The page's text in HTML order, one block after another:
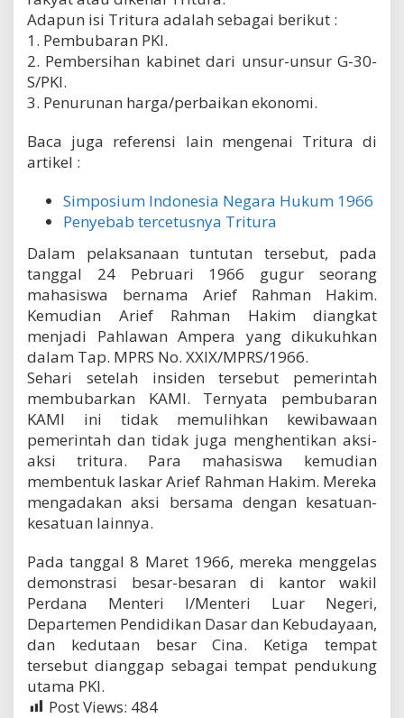
Adapun isi Tritura adalah sebagai berikut :
1. Pembubaran PKI.
2. Pembersihan kabinet dari unsur-unsur G-30-
S/PKI.
3. Penurunan harga/perbaikan ekonomi.
Baca juga referensi lain mengenai Tritura di
artikel :
Simposium Indonesia Negara Hukum 1966
Penyebab tercetusnya Tritura
Dalam pelaksanaan tuntutan tersebut, pada
tanggal 24 Pebruari 1966 gugur seorang
mahasiswa bernama Arief Rahman Hakim.
Kemudian Arief Rahman Hakim diangkat
menjadi Pahlawan Ampera yang dikukuhkan
dalam Tap. MPRS No. XXIX/MPRS/1966.
Sehari setelah insiden tersebut pemerintah
membubarkan KAMI. Ternyata pembubaran
KAMI ini tidak memulihkan kewibawaan
pemerintah dan tidak juga menghentikan aksi-
aksi tritura. Para mahasiswa kemudian
membentuk laskar Arief Rahman Hakim. Mereka
mengadakan aksi bersama dengan kesatuan-
kesatuan lainnya.
Pada tanggal 8 Maret 1966, mereka menggelas
demonstrasi besar-besaran di kantor wakil
Perdana Menteri I/Menteri Luar Negeri,
Departemen Pendidikan Dasar dan Kebudayaan,
dan kedutaan besar Cina. Ketiga tempat
tersebut dianggap sebagai tempat pendukung
utama PKI.
Post Views: 484